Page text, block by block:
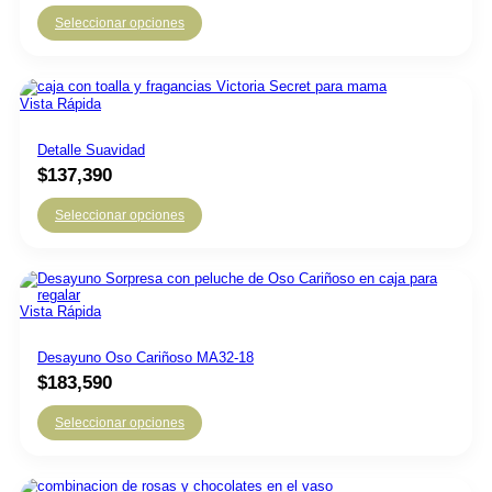
Seleccionar opciones
Vista Rápida
Detalle Suavidad
$137,390
Seleccionar opciones
Vista Rápida
Desayuno Oso Cariñoso MA32-18
$183,590
Seleccionar opciones